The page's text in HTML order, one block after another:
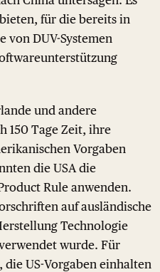
für die bereits in
DUV-Systemen
und andere
150 Tage Zeit, ihre
Vorgaben
die USA die
Rule anwenden.
auf ausländische
Technologie
wurde. Für
US-Vorgaben einhalten